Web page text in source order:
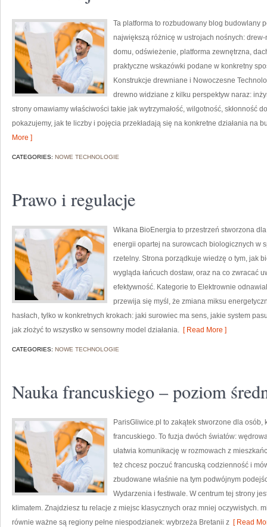
Ta platforma to rozbudowany blog budowlany
największą różnicę w ustrojach nośnych:
domu, odświeżenie, platforma zewnętrzna,
praktyczne wskazówki podane w konkretny
Konstrukcje drewniane i Nowoczesne
drewno widziane z kilku perspektyw naraz:
strony omawiamy właściwości takie jak wytrzymałość, wilgotność, skłonność
pokazujemy, jak te liczby i pojęcia przekładają się na konkretne działania na
More ]
CATEGORIES: NOWE TECHNOLOGIE
Prawo i regulacje
Wikana BioEnergia to przestrzeń stworzona
energii opartej na surowcach biologicznych w
rzetelny. Strona porządkuje wiedzę o tym, jak
wygląda łańcuch dostaw, oraz na co zwracać
efektywność. Kategorie to Elektrownie
przewija się myśl, że zmiana miksu
hasłach, tylko w konkretnych krokach: jaki surowiec ma sens, jakie system
jak złożyć to wszystko w sensowny model działania. [ Read More ]
CATEGORIES: NOWE TECHNOLOGIE
Nauka francuskiego – poziom
ParisGliwice.pl to zakątek stworzone dla
francuskiego. To fuzja dwóch światów:
ułatwia komunikację w rozmowach z
też chcesz poczuć francuską codzienność i
zbudowane właśnie na tym podwójnym
Wydarzenia i festiwale. W centrum tej strony
klimatem. Znajdziesz tu relacje z miejsc klasycznych oraz mniej oczywistych.
równie ważne są regiony pełne niespodzianek: wybrzeża Bretanii z [ Read